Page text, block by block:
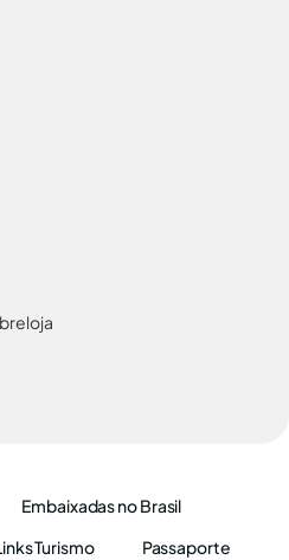
Embaixadas no Brasil
Turismo Passaporte